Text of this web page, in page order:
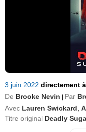
3 juin 2022 directement
De Brooke Nevin Par
Avec Lauren Swickard
Titre original Deadly